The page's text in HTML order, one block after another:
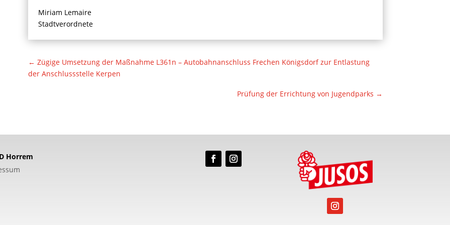
Miriam Lemaire
Stadtverordnete
← Zügige Umsetzung der Maßnahme L361n – Autobahnanschluss Frechen Königsdorf zur Entlastung
der Anschlussstelle Kerpen
Prüfung der Errichtung von Jugendparks →
Horrem